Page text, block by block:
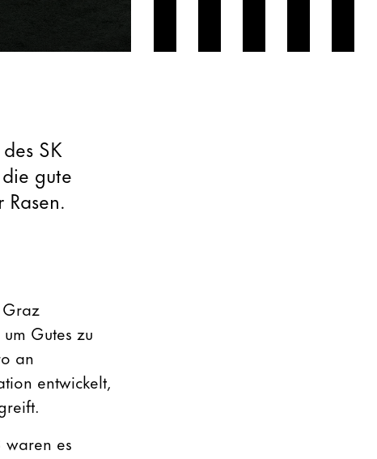
SK
gute
Gutes zu
an
entwickelt,
es